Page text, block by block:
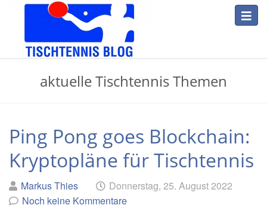
Skip
content
Tischtennis
aktuelle Tischtennis Themen
Ping Pong goes Blockchain:
Kryptopläne für Tischtennis
Geschrieben
von
Markus Thies am Donnerstag, 25. August 2022
Noch keine Kommentare